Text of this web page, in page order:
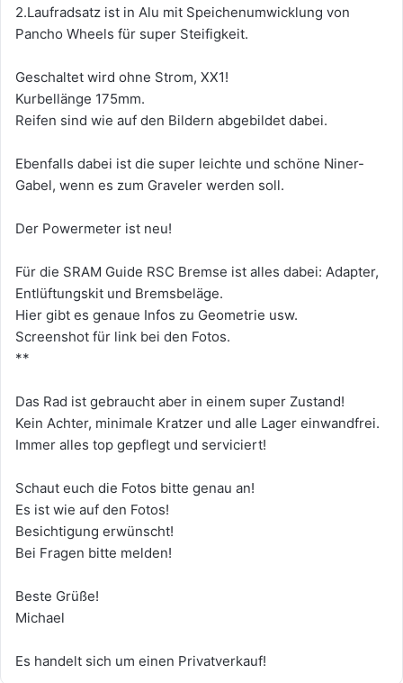
2.Laufradsatz ist in Alu mit Speichenumwicklung von
Pancho Wheels für super Steifigkeit.
Geschaltet wird ohne Strom, XX1!
Kurbellänge 175mm.
Reifen sind wie auf den Bildern abgebildet dabei.
Ebenfalls dabei ist die super leichte und schöne Niner-
Gabel, wenn es zum Graveler werden soll.
Der Powermeter ist neu!
Für die SRAM Guide RSC Bremse ist alles dabei: Adapter,
Entlüftungskit und Bremsbeläge.
Hier gibt es genaue Infos zu Geometrie usw.
Screenshot für link bei den Fotos.
**
Das Rad ist gebraucht aber in einem super Zustand!
Kein Achter, minimale Kratzer und alle Lager einwandfrei.
Immer alles top gepflegt und serviciert!
Schaut euch die Fotos bitte genau an!
Es ist wie auf den Fotos!
Besichtigung erwünscht!
Bei Fragen bitte melden!
Beste Grüße!
Michael
Es handelt sich um einen Privatverkauf!